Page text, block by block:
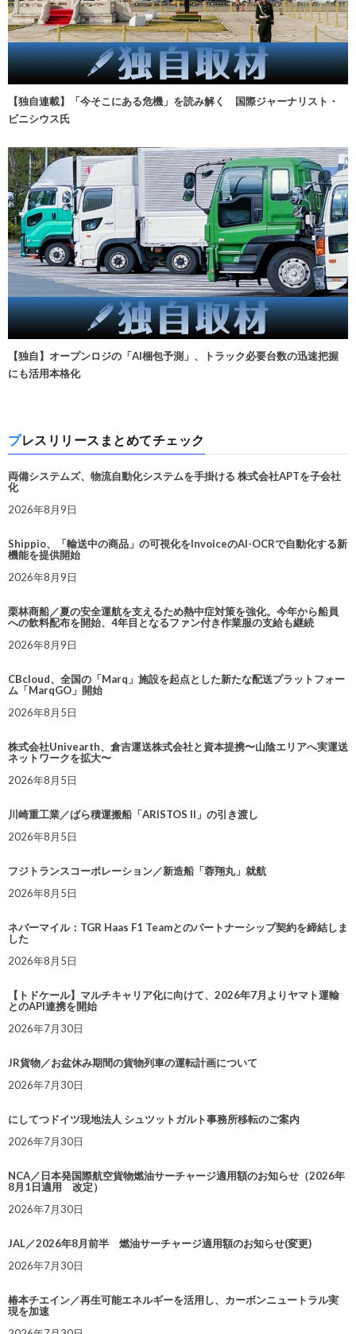
【独自連載】「今そこにある危機」を読み解く 国際ジャーナリスト・
ビニシウス氏
【独自】オープンロジの「AI梱包予測」、トラック必要台数の迅速把握
にも活用本格化
プレスリリースまとめてチェック
両備システムズ、物流自動化システムを手掛ける 株式会社APTを子会社
化
2026年8月9日
Shippio、「輸送中の商品」の可視化をInvoiceのAI-OCRで自動化する新
機能を提供開始
2026年8月9日
栗林商船／夏の安全運航を支えるため熱中症対策を強化。今年から船員
への飲料配布を開始、4年目となるファン付き作業服の支給も継続
2026年8月9日
CBcloud、全国の「Marq」施設を起点とした新たな配送プラットフォー
ム「MarqGO」開始
2026年8月5日
株式会社Univearth、倉吉運送株式会社と資本提携〜山陰エリアへ実運送
ネットワークを拡大〜
2026年8月5日
川崎重工業／ばら積運搬船「ARISTOS II」の引き渡し
2026年8月5日
フジトランスコーポレーション／新造船「蓉翔丸」就航
2026年8月5日
ネバーマイル：TGR Haas F1 Teamとのパートナーシップ契約を締結しま
した
2026年8月5日
【トドケール】マルチキャリア化に向けて、2026年7月よりヤマト運輸
とのAPI連携を開始
2026年7月30日
JR貨物／お盆休み期間の貨物列車の運転計画について
2026年7月30日
にしてつドイツ現地法人 シュツットガルト事務所移転のご案内
2026年7月30日
NCA／日本発国際航空貨物燃油サーチャージ適用額のお知らせ（2026年
8月1日適用 改定）
2026年7月30日
JAL／2026年8月前半 燃油サーチャージ適用額のお知らせ(変更)
2026年7月30日
椿本チエイン／再生可能エネルギーを活用し、カーボンニュートラル実
現を加速